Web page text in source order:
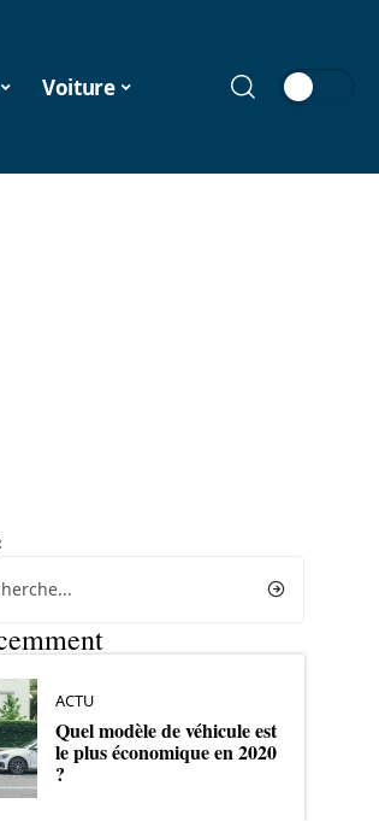
Voiture
ACTU
Quel modèle de véhicule est
le plus économique en 2020
?